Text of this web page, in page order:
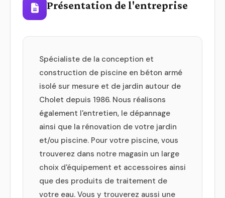
Présentation de l'entreprise
Spécialiste de la conception et
construction de piscine en béton armé
isolé sur mesure et de jardin autour de
Cholet depuis 1986. Nous réalisons
également l'entretien, le dépannage
ainsi que la rénovation de votre jardin
et/ou piscine. Pour votre piscine, vous
trouverez dans notre magasin un large
choix d'équipement et accessoires ainsi
que des produits de traitement de
votre eau. Vous y trouverez aussi une